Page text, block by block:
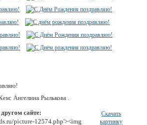
Ангелина Рылькова .
сайте:
picture-12574.php'><img
Скачать
картинку